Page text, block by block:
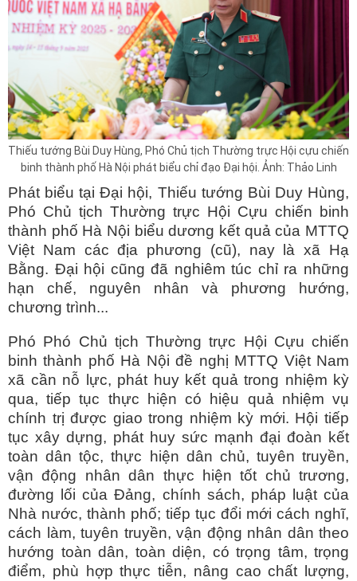
Thiếu tướng Bùi Duy Hùng, Phó Chủ tịch Thường trực Hội cựu chiến
binh thành phố Hà Nội phát biểu chỉ đạo Đại hội. Ảnh: Thảo Linh
Phát biểu tại Đại hội, Thiếu tướng Bùi Duy Hùng,
Phó Chủ tịch Thường trực Hội Cựu chiến binh
thành phố Hà Nội biểu dương kết quả của MTTQ
Việt Nam các địa phương (cũ), nay là xã Hạ
Bằng. Đại hội cũng đã nghiêm túc chỉ ra những
hạn chế, nguyên nhân và phương hướng,
chương trình...
Phó Phó Chủ tịch Thường trực Hội Cựu chiến
binh thành phố Hà Nội đề nghị MTTQ Việt Nam
xã cần nỗ lực, phát huy kết quả trong nhiệm kỳ
qua, tiếp tục thực hiện có hiệu quả nhiệm vụ
chính trị được giao trong nhiệm kỳ mới. Hội tiếp
tục xây dựng, phát huy sức mạnh đại đoàn kết
toàn dân tộc, thực hiện dân chủ, tuyên truyền,
vận động nhân dân thực hiện tốt chủ trương,
đường lối của Đảng, chính sách, pháp luật của
Nhà nước, thành phố; tiếp tục đổi mới cách nghĩ,
cách làm, tuyên truyền, vận động nhân dân theo
hướng toàn dân, toàn diện, có trọng tâm, trọng
điểm, phù hợp thực tiễn, nâng cao chất lượng,